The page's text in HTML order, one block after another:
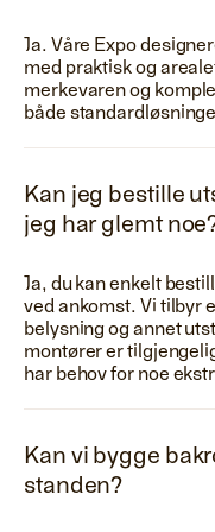
Ja. Våre Expo
med praktisk og
merkevaren og
både
Kan jeg bestille
jeg har glemt
Ja, du kan enkelt
ved ankomst. Vi tilbyr
belysning og annet
montører er
har behov for noe
Kan vi bygge
standen?